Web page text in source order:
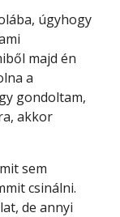
úgyhogy
majd én
a
gondoltam,
akkor
sem
csinálni.
de annyi